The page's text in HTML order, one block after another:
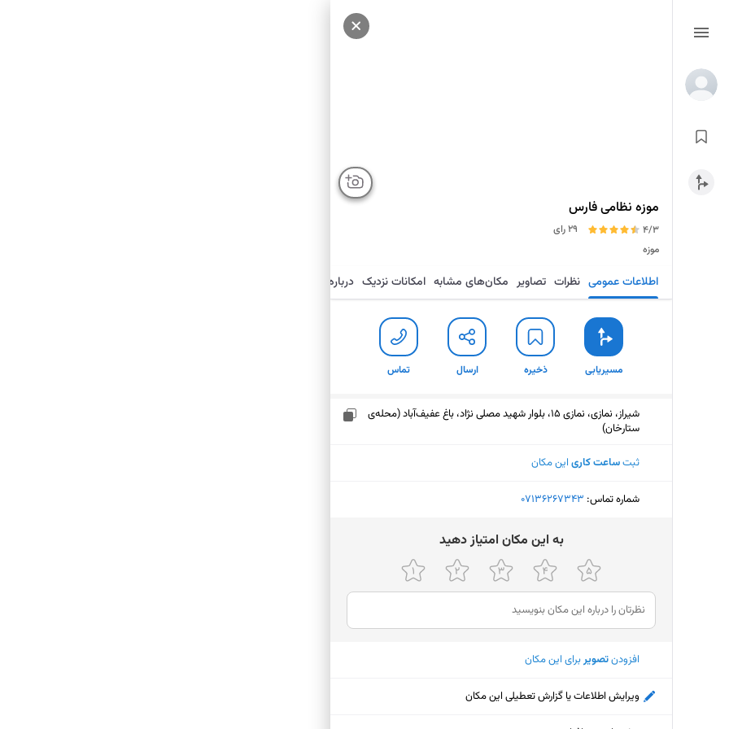
موزه نظامی فارس
4/3
29 رای
موزه
اطلاعات عمومی نظرات تصاویر مکان‌های مشابه امکانات نزدیک درباره
مسیریابی ذخیره ارسال تماس
شیراز، نمازی، نمازی 15، بلوار شهید مصلی نژاد، باغ عفیف‌آباد (محله‌ی
ستارخان)
ثبتساعت کاری این مکان
شماره تماس: ‎07136267343
ﺑﻪ اﯾﻦ ﻣﮑﺎن اﻣﺘﯿﺎز دﻫﯿﺪ
افزودنتصویربرای این مکان
ویرایش اطلاعات یا گزارش تعطیلی این مکان